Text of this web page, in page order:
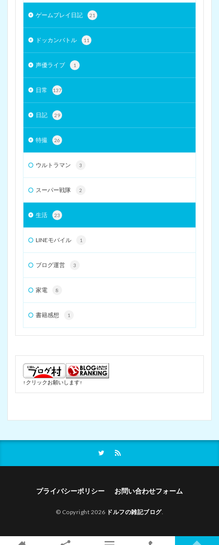
ゲームプレイ日記 21
ドッカンバトル 11
声優ライブ 1
日常 137
日記 29
特撮 26
ウルトラマン 3
スーパー戦隊 2
生活 23
LINEモバイル 1
ブログ運営 3
家電 8
書籍感想 1
↑クリックお願いします↑
プライバシーポリシー お問い合わせフォーム
© Copyright 2026 ドルフの雑記ブログ.